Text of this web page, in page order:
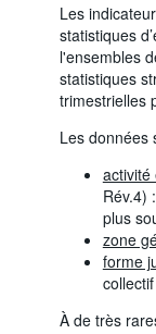
...>Total
...>Arts,
...>
des
>
Non
Supprimer
Les
statistiques
l'ensembles
statistiques
trimestrielles
Les données
activité
Rév.4) :
plus
zone
forme
À de très